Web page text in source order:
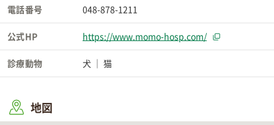
電話番号 048-878-1211
公式HP https://www.momo-hosp.com/
診療動物 犬 猫
地図